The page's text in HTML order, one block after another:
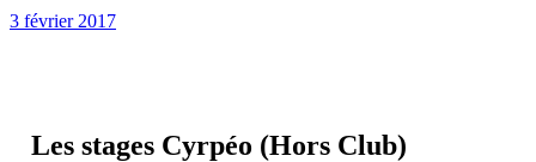
3 février 2017
Les stages Cyrpéo (Hors Club)